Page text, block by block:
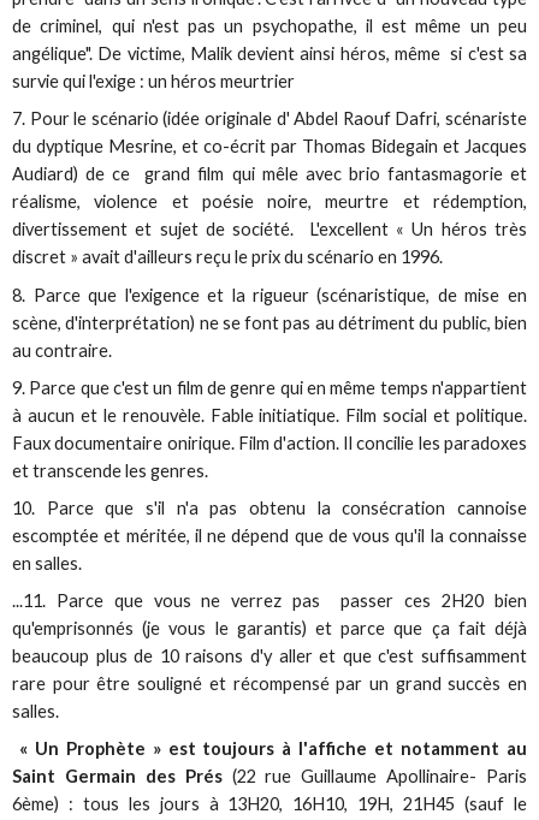
de criminel, qui n'est pas un psychopathe, il est même un peu
angélique". De victime, Malik devient ainsi héros, même si c'est sa
survie qui l'exige : un héros meurtrier
7. Pour le scénario (idée originale d' Abdel Raouf Dafri, scénariste
du dyptique Mesrine, et co-écrit par Thomas Bidegain et Jacques
Audiard) de ce grand film qui mêle avec brio fantasmagorie et
réalisme, violence et poésie noire, meurtre et rédemption,
divertissement et sujet de société. L'excellent « Un héros très
discret » avait d'ailleurs reçu le prix du scénario en 1996.
8. Parce que l'exigence et la rigueur (scénaristique, de mise en
scène, d'interprétation) ne se font pas au détriment du public, bien
au contraire.
9. Parce que c'est un film de genre qui en même temps n'appartient
à aucun et le renouvèle. Fable initiatique. Film social et politique.
Faux documentaire onirique. Film d'action. Il concilie les paradoxes
et transcende les genres.
10. Parce que s'il n'a pas obtenu la consécration cannoise
escomptée et méritée, il ne dépend que de vous qu'il la connaisse
en salles.
...11. Parce que vous ne verrez pas passer ces 2H20 bien
qu'emprisonnés (je vous le garantis) et parce que ça fait déjà
beaucoup plus de 10 raisons d'y aller et que c'est suffisamment
rare pour être souligné et récompensé par un grand succès en
salles.
« Un Prophète » est toujours à l'affiche et notamment au
Saint Germain des Prés(22 rue Guillaume Apollinaire- Paris
6ème) : tous les jours à 13H20, 16H10, 19H, 21H45 (sauf le